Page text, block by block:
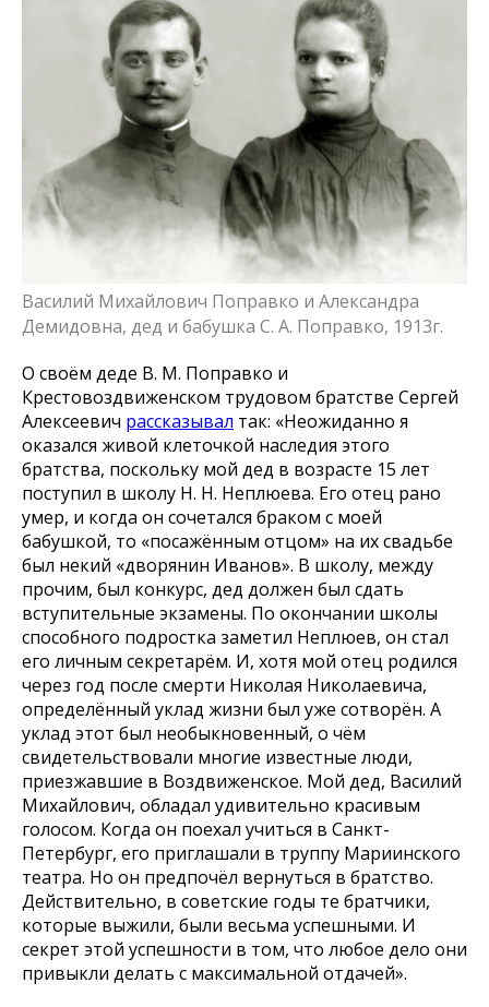
Василий Михайлович Поправко и Александра
Демидовна, дед и бабушка С. А. Поправко, 1913г.
О своём деде В. М. Поправко и
Крестовоздвиженском трудовом братстве Сергей
Алексеевич рассказывал так: «Неожиданно я
оказался живой клеточкой наследия этого
братства, поскольку мой дед в возрасте 15 лет
поступил в школу Н. Н. Неплюева. Его отец рано
умер, и когда он сочетался браком с моей
бабушкой, то «посажённым отцом» на их свадьбе
был некий «дворянин Иванов». В школу, между
прочим, был конкурс, дед должен был сдать
вступительные экзамены. По окончании школы
способного подростка заметил Неплюев, он стал
его личным секретарём. И, хотя мой отец родился
через год после смерти Николая Николаевича,
определённый уклад жизни был уже сотворён. А
уклад этот был необыкновенный, о чём
свидетельствовали многие известные люди,
приезжавшие в Воздвиженское. Мой дед, Василий
Михайлович, обладал удивительно красивым
голосом. Когда он поехал учиться в Санкт-
Петербург, его приглашали в труппу Мариинского
театра. Но он предпочёл вернуться в братство.
Действительно, в советские годы те братчики,
которые выжили, были весьма успешными. И
секрет этой успешности в том, что любое дело они
привыкли делать с максимальной отдачей».